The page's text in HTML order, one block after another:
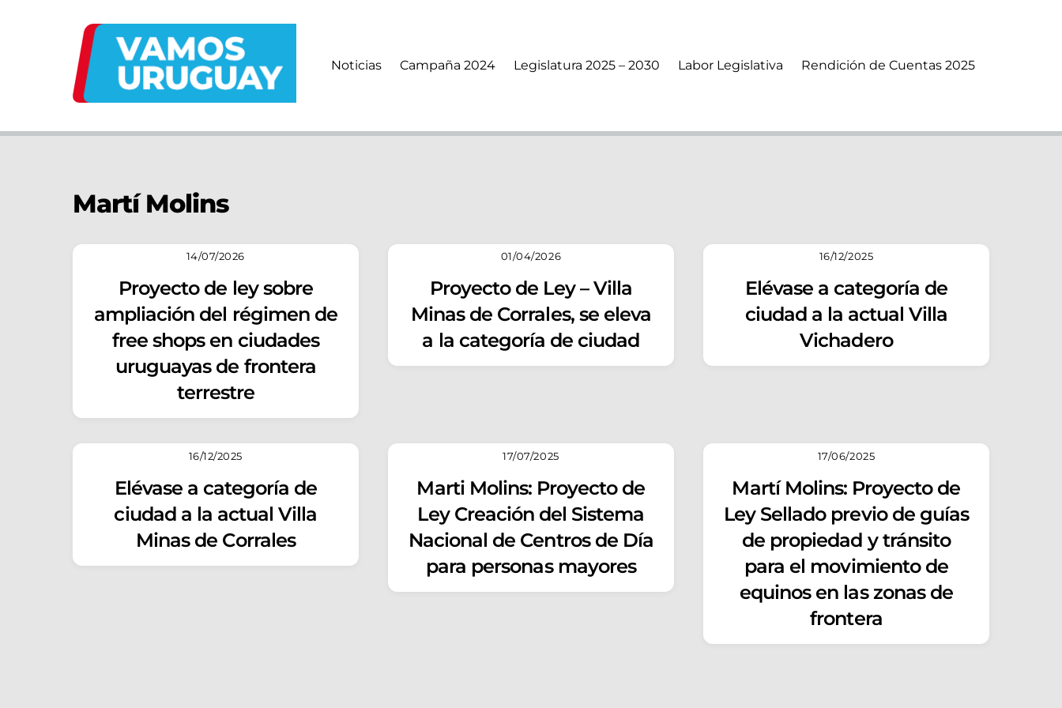
Noticias
Campaña 2024 Legislatura 2025 – 2030 Labor Legislativa Rendición de Cuentas 2025
Martí Molins
14/07/2026
Proyecto de ley sobre
ampliación del régimen de
free shops en ciudades
uruguayas de frontera
terrestre
01/04/2026
Proyecto de Ley – Villa
Minas de Corrales, se eleva
a la categoría de ciudad
16/12/2025
Elévase a categoría de
ciudad a la actual Villa
Vichadero
16/12/2025
Elévase a categoría de
ciudad a la actual Villa
Minas de Corrales
17/07/2025
Marti Molins: Proyecto de
Ley Creación del Sistema
Nacional de Centros de Día
para personas mayores
17/06/2025
Martí Molins: Proyecto de
Ley Sellado previo de guías
de propiedad y tránsito
para el movimiento de
equinos en las zonas de
frontera